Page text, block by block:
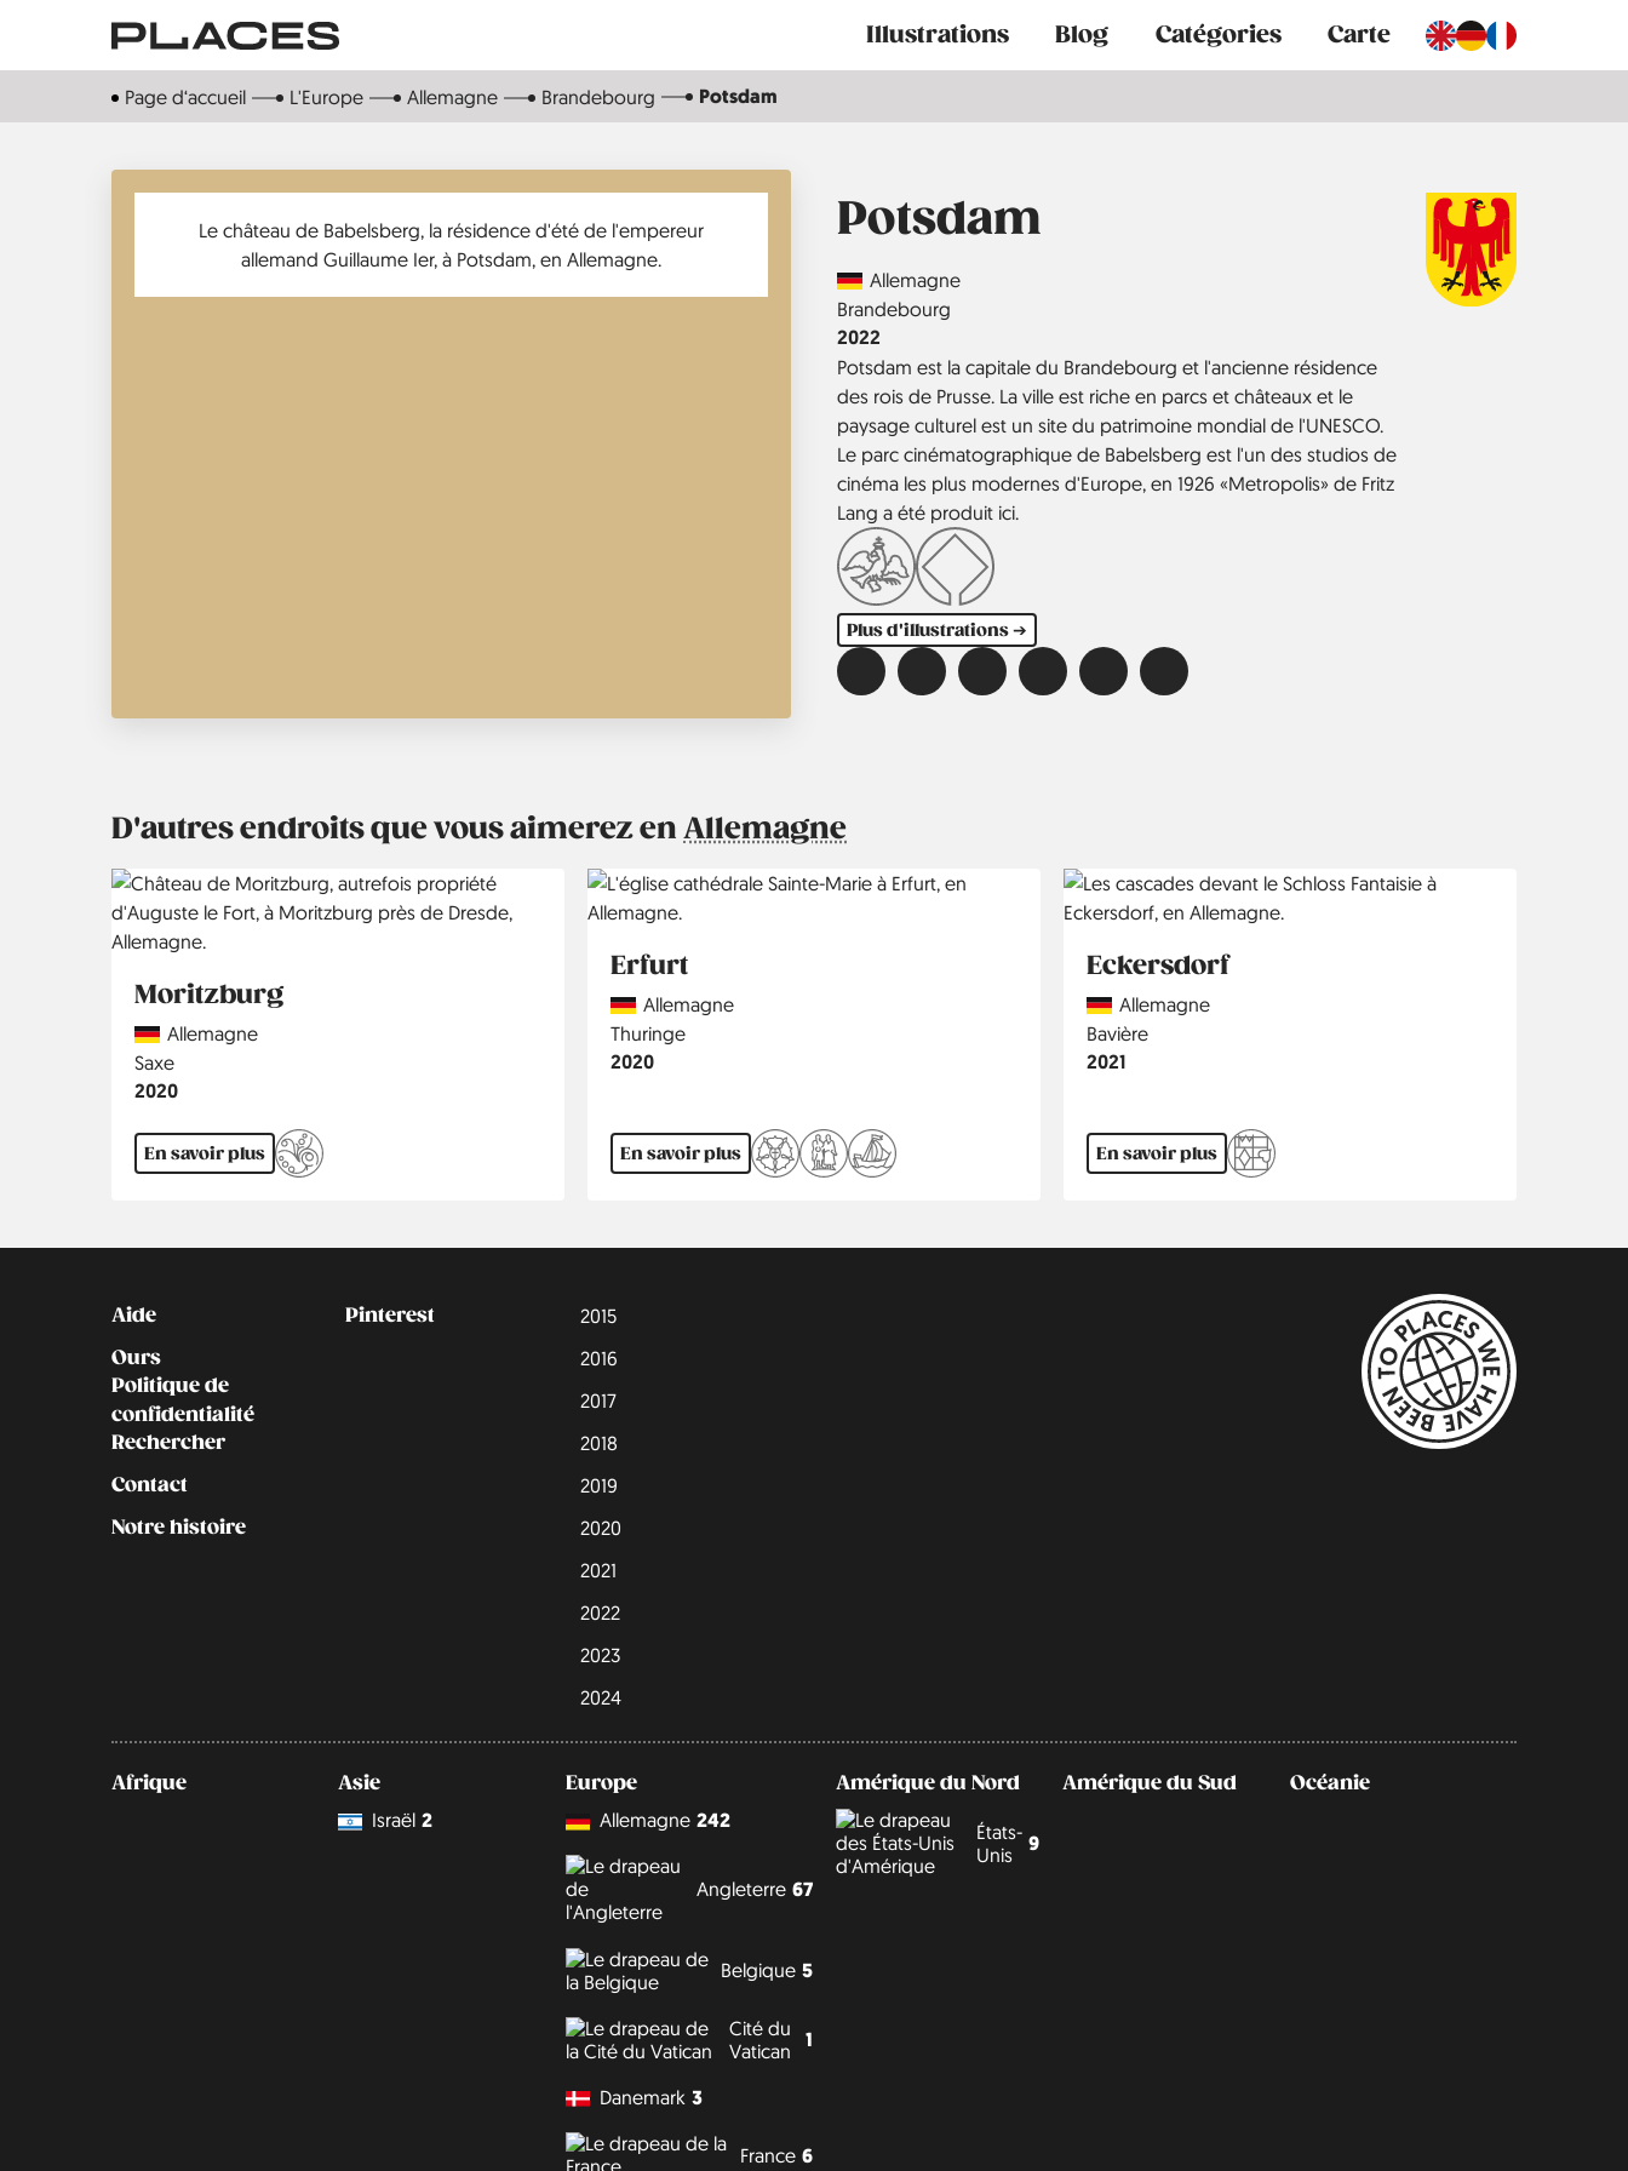
contenu
Main
navigation
Illustrations Blog Catégories Carte
Page d‘accueil L'Europe Allemagne Brandebourg Potsdam
Potsdam
CountryAllemagne
Région
Brandebourg
Année
2022
Potsdam est la capitale du Brandebourg et l'ancienne résidence
des rois de Prusse. La ville est riche en parcs et châteaux et le
paysage culturel est un site du patrimoine mondial de l'UNESCO.
Le parc cinématographique de Babelsberg est l'un des studios de
cinéma les plus modernes d'Europe, en 1926 «Metropolis» de Fritz
Lang a été produit ici.
Plus d'illustrations ➔
D'autres endroits que vous aimerez en Allemagne
Moritzburg
CountryAllemagne
Région
Saxe
Année
2020
En savoir plus
Erfurt
CountryAllemagne
Région
Thuringe
Année
2020
En savoir plus
Eckersdorf
CountryAllemagne
Région
Bavière
Année
2021
En savoir plus
Kontakt
Aide
Ours
Politique de
confidentialité
Rechercher
Contact
Notre histoire
Social
Pinterest
2015
2016
2017
2018
2019
2020
2021
2022
2023
2024
Afrique
Asie
Israël 2
Europe
Allemagne 242
Angleterre 67
Belgique 5
Cité du
Vatican
1
Danemark 3
France 6
Amérique du Nord
États-
Unis
9
Amérique du Sud Océanie